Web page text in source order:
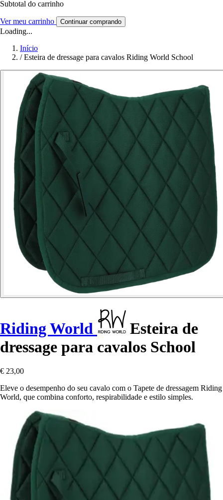
Subtotal do carrinho
Ver meu carrinho Continuar comprando
Loading...
Início
/ Esteira de dressage para cavalos Riding World School
Riding World
Esteira de
dressage para cavalos School
€ 23,00
Eleve o desempenho do seu cavalo com o Tapete de dressagem Riding
World, que combina conforto, respirabilidade e estilo simples.